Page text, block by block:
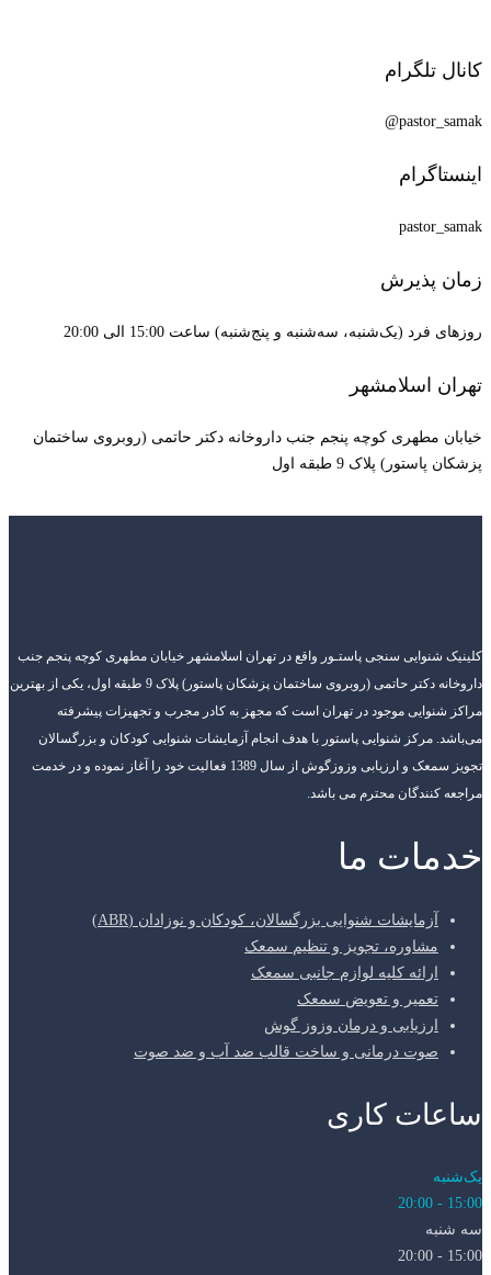
کانال تلگرام
pastor_samak@
اینستاگرام
pastor_samak
زمان پذیرش
روزهای فرد (یک‌شنبه، سه‌شنبه و پنج‌شنبه) ساعت 15:00 الی 20:00
تهران اسلامشهر
خیابان مطهری کوچه پنجم جنب داروخانه دکتر حاتمی (روبروی ساختمان
پزشکان پاستور) پلاک 9 طبقه اول
کلینیک شنوایی سنجی پاستـور واقع در تهران اسلامشهر خیابان مطهری کوچه پنجم جنب
داروخانه دکتر حاتمی (روبروی ساختمان پزشکان پاستور) پلاک 9 طبقه اول، یکی از بهترین
مراکز شنوایی موجود در تهران است که مجهز به کادر مجرب و تجهیزات پیشرفته
می‌باشد. مرکز شنوایی پاستور با هدف انجام آزمایشات شنوایی کودکان و بزرگسالان
تجویز سمعک و ارزیابی وزوزگوش از سال 1389 فعالیت خود را آغاز نموده و در خدمت
مراجعه کنندگان محترم می باشد.
خدمات ما
آزمایشات شنوایی بزرگسالان، کودکان و نوزادان (ABR)
مشاوره، تجویز و تنظیم سمعک
ارائه کلیه لوازم جانبی سمعک
تعمیر و تعویض سمعک
ارزیابی و درمان وزوز گوش
صوت درمانی و ساخت قالب ضد آب و ضد صوت
ساعات کاری
یک‌شنبه
15:00 - 20:00
سه شنبه
15:00 - 20:00